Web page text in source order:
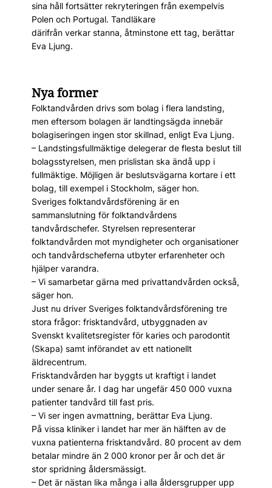
sina håll fortsätter rekryteringen från exempelvis
Polen och Portugal. Tandläkare
därifrån verkar stanna, åtminstone ett tag, berättar
Eva Ljung.
Nya former
Folktandvården drivs som bolag i flera landsting,
men eftersom bolagen är landtingsägda innebär
bolagiseringen ingen stor skillnad, enligt Eva Ljung.
– Landstingsfullmäktige delegerar de flesta beslut till
bolagsstyrelsen, men prislistan ska ändå upp i
fullmäktige. Möjligen är beslutsvägarna kortare i ett
bolag, till exempel i Stockholm, säger hon.
Sveriges folktandvårdsförening är en
sammanslutning för folktandvårdens
tandvårdschefer. Styrelsen representerar
folktandvården mot myndigheter och organisationer
och tandvårdscheferna utbyter erfarenheter och
hjälper varandra.
– Vi samarbetar gärna med privattandvården också,
säger hon.
Just nu driver Sveriges folktandvårdsförening tre
stora frågor: frisktandvård, utbyggnaden av
Svenskt kvalitetsregister för karies och parodontit
(Skapa) samt införandet av ett nationellt
äldrecentrum.
Frisktandvården har byggts ut kraftigt i landet
under senare år. I dag har ungefär 450 000 vuxna
patienter tandvård till fast pris.
– Vi ser ingen avmattning, berättar Eva Ljung.
På vissa kliniker i landet har mer än hälften av de
vuxna patienterna frisktandvård. 80 procent av dem
betalar mindre än 2 000 kronor per år och det är
stor spridning åldersmässigt.
– Det är nästan lika många i alla åldersgrupper upp